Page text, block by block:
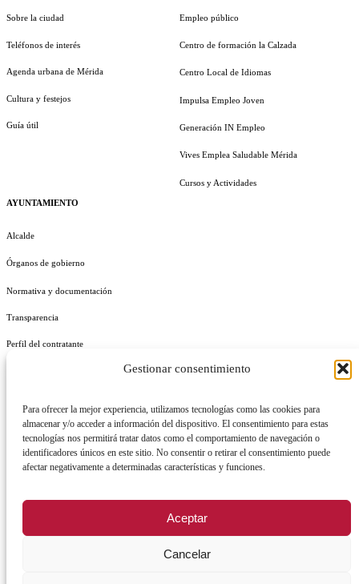
Gestionar consentimiento
Para ofrecer la mejor experiencia, utilizamos tecnologías como las cookies para
almacenar y/o acceder a información del dispositivo. El consentimiento para estas
tecnologías nos permitirá tratar datos como el comportamiento de navegación o
identificadores únicos en este sitio. No consentir o retirar el consentimiento puede
afectar negativamente a determinadas características y funciones.
Aceptar
Cancelar
Sobre la ciudad
Teléfonos de interés
Agenda urbana de Mérida
Cultura y festejos
Guía útil
AYUNTAMIENTO
Alcalde
Órganos de gobierno
Normativa y documentación
Transparencia
Perfil del contratante
Empleo público
Centro de formación la Calzada
Centro Local de Idiomas
Impulsa Empleo Joven
Generación IN Empleo
Vives Emplea Saludable Mérida
Cursos y Actividades
REGISTRO DE ACTIVIDADES DE TRATAMIENTO